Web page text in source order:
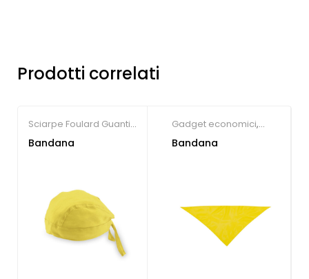
Prodotti correlati
Sciarpe Foulard Guanti
e Bandane
Bandana
Gadget economici,
Sciarpe Foulard Guanti
Bandana